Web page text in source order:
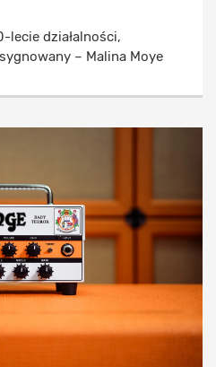
lecie działalności,
– Malina Moye